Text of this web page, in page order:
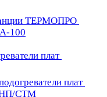
ТЕРМОПРО
100
плат
плат
СТМ